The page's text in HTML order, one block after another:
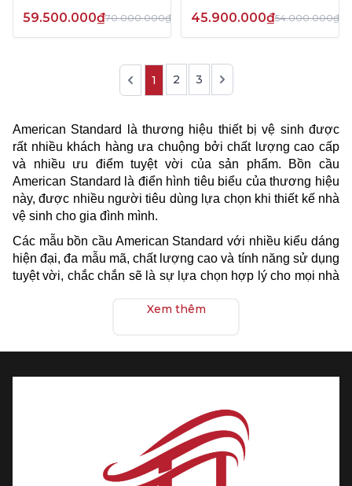
59.500.000₫70.000.000₫ 45.900.000₫54.000.000₫
1 2 3
American Standard là thương hiệu thiết bị vệ sinh được
rất nhiều khách hàng ưa chuộng bởi chất lượng cao cấp
và nhiều ưu điểm tuyệt vời của sản phẩm. Bồn cầu
American Standard là điển hình tiêu biểu của thương hiệu
này, được nhiều người tiêu dùng lựa chọn khi thiết kế nhà
vệ sinh cho gia đình mình.
Các mẫu bồn cầu American Standard với nhiều kiểu dáng
hiện đại, đa mẫu mã, chất lượng cao và tính năng sử dụng
tuyệt vời, chắc chắn sẽ là sự lựa chọn hợp lý cho mọi nhà
chính được phân loại theo cấu tạo, bao gồm:
- Bồn cầu 2 khối American Standard:
bệ ngồi và két nước. Loại bồn cầu này có ưu điểm là nhỏ
gọn, rất phù hợp với nhà vệ sinh có diện tích hạn chế.
- Bồn cầu 1 khối American Standard:
Xem thêm